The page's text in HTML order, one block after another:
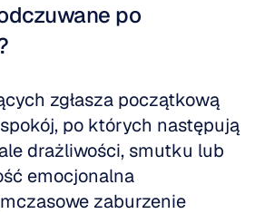
po
zgłasza początkową
po których następują
emocjonalna
zaburzenie